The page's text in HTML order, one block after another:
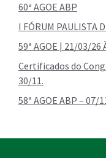
60ª AGOE ABP
I FÓRUM PAULISTA
59ª AGOE | 21/03/26
Certificados do
30/11.
58ª AGOE ABP – 07/